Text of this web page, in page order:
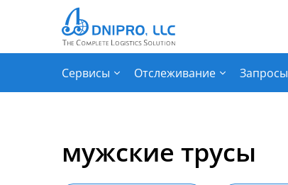
мужские трусы
Сервисы Отслеживание Запросы